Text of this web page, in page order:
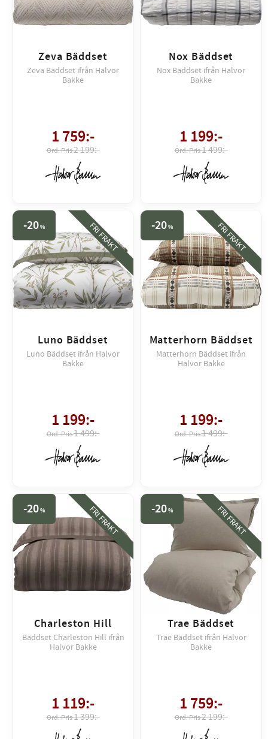
Zeva Bäddset
Zeva Bäddset ifrån Halvor
Bakke
1 759:-
2 199:-
Nox Bäddset
Nox Bäddset ifrån Halvor
Bakke
1 199:-
1 499:-
Luno Bäddset
Luno Bäddset ifrån Halvor
Bakke
1 199:-
1 499:-
20% FRI FRAKT
Matterhorn Bäddset
Matterhorn Bäddset ifrån
Halvor Bakke
1 199:-
1 499:-
20% FRI FRAKT
Charleston Hill
Bäddset Charleston Hill ifrån
Halvor Bakke
1 119:-
1 399:-
20% FRI FRAKT
Trae Bäddset
Trae Bäddset ifrån Halvor
Bakke
1 759:-
2 199:-
20% FRI FRAKT